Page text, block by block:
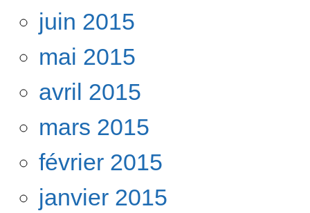
juin 2015
mai 2015
avril 2015
mars 2015
février 2015
janvier 2015